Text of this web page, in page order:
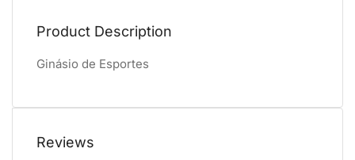
Product Description
Ginásio de Esportes
Reviews